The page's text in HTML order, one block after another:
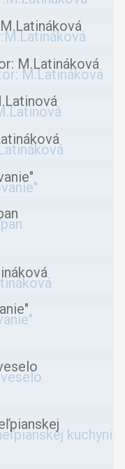
M.Latináková